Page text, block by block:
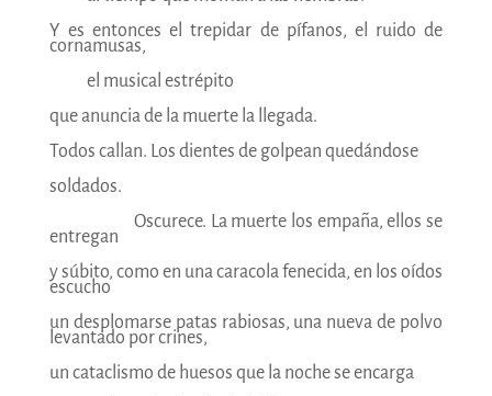
Y es entonces el trepidar de pífanos, el ruido de
cornamusas,
el musical estrépito
que anuncia de la muerte la llegada.
Todos callan. Los dientes de golpean quedándose
soldados.
Oscurece. La muerte los empaña, ellos se
entregan
y súbito, como en una caracola fenecida, en los oídos
escucho
un desplomarse patas rabiosas, una nueva de polvo
levantado por crines,
un cataclismo de huesos que la noche se encarga